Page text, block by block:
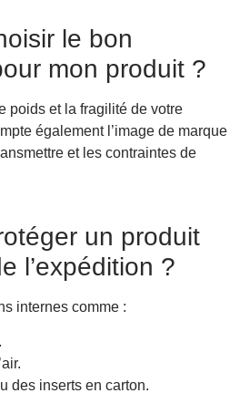
le bon
mon produit ?
poids et la fragilité de votre
également l’image de marque
et les contraintes de
un produit
l’expédition ?
internes comme :
.
des inserts en carton.